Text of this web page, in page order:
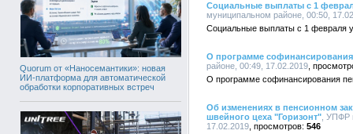
Quorum от «Наносемантики»: новая
ИИ-платформа для автоматической
обработки корпоративных встреч
Социальные выплаты с 1
муниципальном районе, 00:50,
Социальные выплаты с 1 февраля
О программе
районе, 00:49, 17.02.2019
О программе софинансирования
Об изменениях в пенсионном
швейного цеха "Горизонт" , УПФР
17.02.2019
546